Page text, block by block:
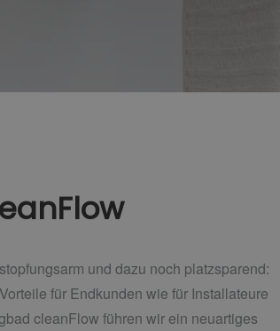
und dazu noch platzsparend:
für Endkunden wie für Installateure
cleanFlow führen wir ein neuartiges